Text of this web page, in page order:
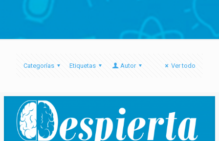
Categorías Etiquetas Autor Ver todo